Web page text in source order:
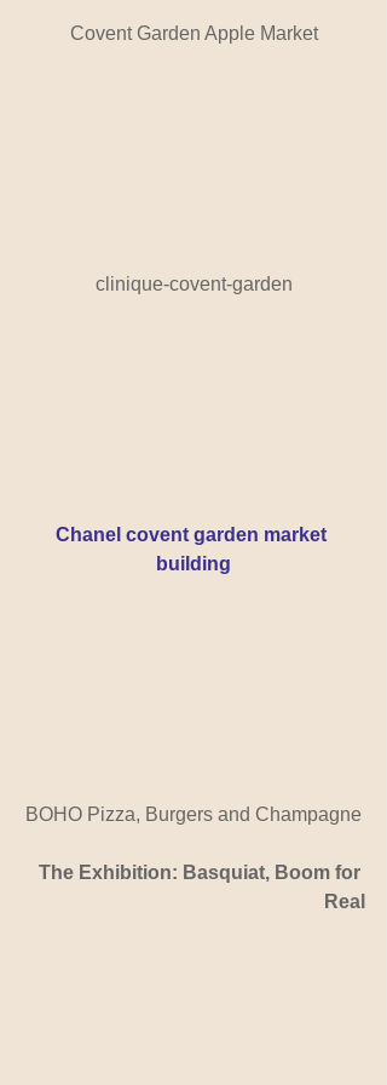
Covent Garden Apple Market
clinique-covent-garden
Chanel covent garden market
building
BOHO Pizza, Burgers and Champagne
The Exhibition: Basquiat, Boom for
Real